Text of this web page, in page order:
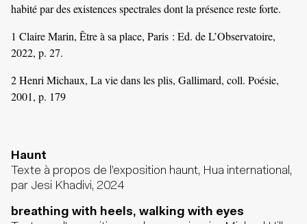
habité par des existences spectrales dont la présence reste forte.
1 Claire Marin, Être à sa place, Paris : Ed. de L’Observatoire,
2022, p. 27.
2 Henri Michaux, La vie dans les plis, Gallimard, coll. Poésie,
2001, p. 179
Haunt
Texte à propos de l’exposition haunt, Hua international,
par Jesi Khadivi, 2024
breathing with heels, walking with eyes